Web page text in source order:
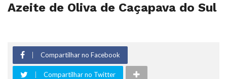
Azeite de Oliva de Caçapava do Sul
Compartilhar no Facebook
Compartilhar no Twitter